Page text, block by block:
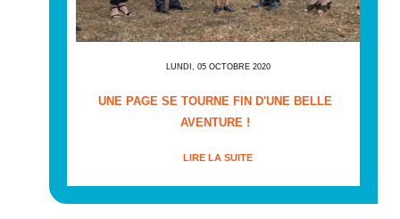
LUNDI, 05 OCTOBRE 2020
UNE PAGE SE TOURNE FIN D'UNE BELLE
AVENTURE !
LIRE LA SUITE